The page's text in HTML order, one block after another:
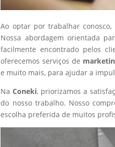
Ao optar por trabalhar
Nossa abordagem orientada
facilmente encontrado pelos
oferecemos serviços de
e muito mais, para ajudar a
NaConeki, priorizamos a
do nosso trabalho. Nosso
escolha preferida de muitos